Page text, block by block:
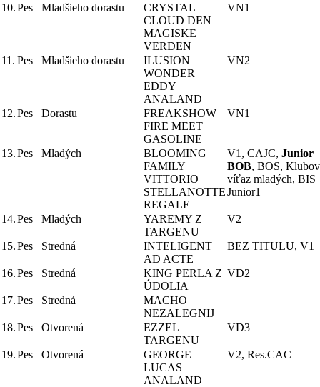
10.Pes Mladšieho dorastu
CRYSTAL
CLOUD DEN
MAGISKE
VERDEN
VN1
11. Pes Mladšieho dorastu
ILUSION
WONDER
EDDY
ANALAND
VN2
12.Pes Dorastu
FREAKSHOW
FIRE MEET
GASOLINE
VN1
13.Pes Mladých
BLOOMING
FAMILY
VITTORIO
STELLANOTTE
REGALE
V1, CAJC, Junior
BOB, BOS,
víťaz mladých, BIS
Junior1
14.Pes Mladých
YAREMY Z
TARGENU
V2
15.Pes Stredná
INTELIGENT
AD ACTE
BEZ TITULU, V1
16.Pes Stredná
KING PERLA Z
ÚDOLIA
VD2
17.Pes Stredná
MACHO
NEZALEGNIJ
18.Pes Otvorená
EZZEL
TARGENU
VD3
19.Pes Otvorená
GEORGE
LUCAS
ANALAND
V2, Res.CAC